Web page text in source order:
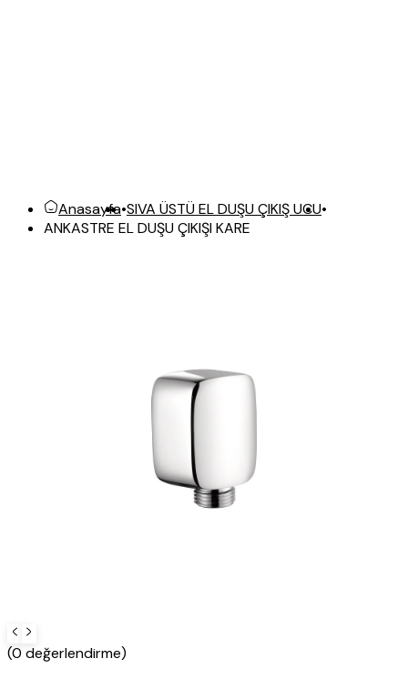
Anasayfa•SIVA ÜSTÜ EL DUŞU ÇIKIŞ UCU•
ANKASTRE EL DUŞU ÇIKIŞI KARE
(0 değerlendirme)